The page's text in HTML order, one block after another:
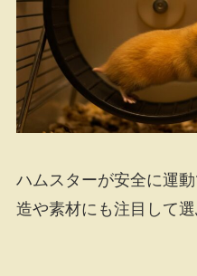
ハムスターが安全に運
造や素材にも注目して選